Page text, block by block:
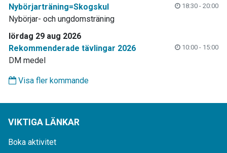
Nybörjarträning=Skogskul
18:30 - 20:00
Nybörjar- och ungdomsträning
lördag 29 aug 2026
Rekommenderade tävlingar 2026
10:00 - 15:00
DM medel
Visa fler kommande
VIKTIGA LÄNKAR
Boka aktivitet